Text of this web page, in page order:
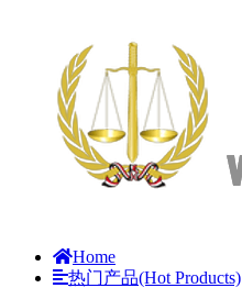
Home
热门产品(Hot Products)